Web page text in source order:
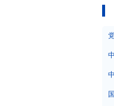
29日10:00 国务院台湾事务办公